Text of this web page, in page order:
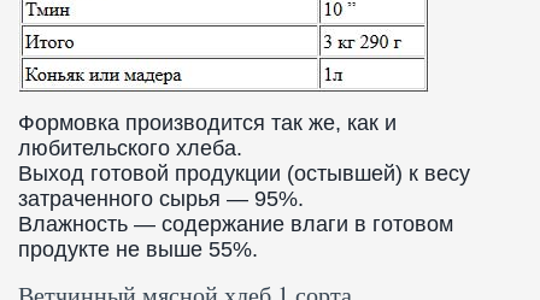
Формовка производится так же, как и
любительского хлеба.
Выход готовой продукции (остывшей) к весу
затраченного сырья — 95%.
Влажность — содержание влаги в готовом
продукте не выше 55%.